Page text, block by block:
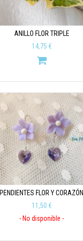
ANILLO FLOR TRIPLE
14,75 €
PENDIENTES FLOR Y CORAZÓN
11,50 €
- No disponible -